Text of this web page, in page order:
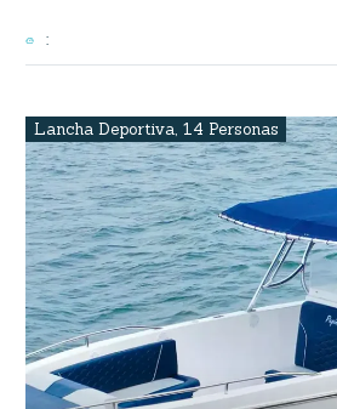
:
Lancha Deportiva, 14 Personas